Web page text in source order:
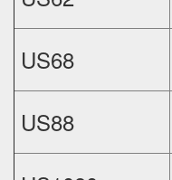
US68
US88